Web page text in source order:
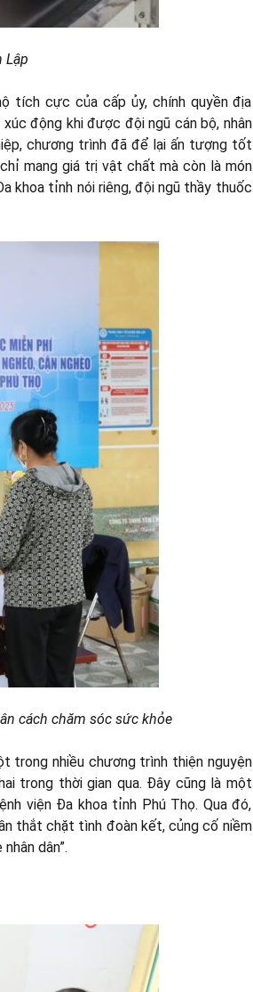
Lập
tích cực của cấp ủy, chính quyền địa
động khi được đội ngũ cán bộ, nhân
chương trình đã để lại ấn tượng tốt
mang giá trị vật chất mà còn là món
khoa tỉnh nói riêng, đội ngũ thầy thuốc
cách chăm sóc sức khỏe
trong nhiều chương trình thiện nguyện
trong thời gian qua. Đây cũng là một
viện Đa khoa tỉnh Phú Thọ. Qua đó,
thắt chặt tình đoàn kết, củng cố niềm
dân”.